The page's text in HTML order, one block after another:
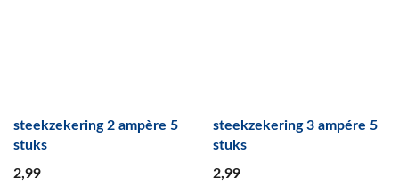
steekzekering 2 ampère 5
stuks
2,99
steekzekering 3 ampére 5
stuks
2,99